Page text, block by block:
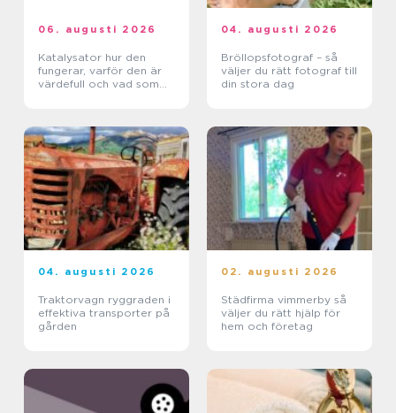
06. augusti 2026
Katalysator hur den
fungerar, varför den är
värdefull och vad som
04. augusti 2026
Bröllopsfotograf – så
väljer du rätt fotograf till
din stora dag
04. augusti 2026
Traktorvagn ryggraden i
effektiva transporter på
gården
02. augusti 2026
Städfirma vimmerby så
väljer du rätt hjälp för
hem och företag